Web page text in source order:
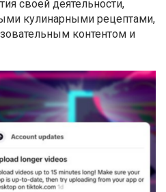
своей деятельности,
кулинарными рецептами,
контентом и